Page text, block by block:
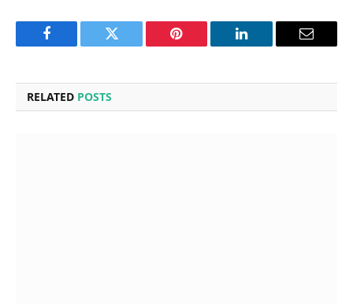
Facebook Twitter Pinterest LinkedIn Email
RELATED POSTS